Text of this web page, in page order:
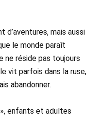
d’aventures, mais aussi
le monde paraît
ne réside pas toujours
vit parfois dans la ruse,
abandonner.
enfants et adultes